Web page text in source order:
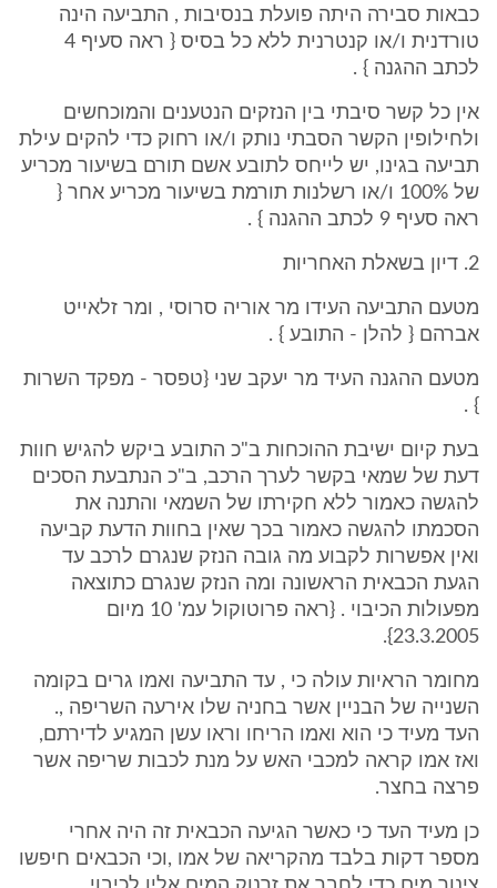
כבאות סבירה היתה פועלת בנסיבות , התביעה הינה
טורדנית ו/או קנטרנית ללא כל בסיס { ראה סעיף 4
לכתב ההגנה } .
אין כל קשר סיבתי בין הנזקים הנטענים והמוכחשים
ולחילופין הקשר הסבתי נותק ו/או רחוק כדי להקים עילת
תביעה בגינו, יש לייחס לתובע אשם תורם בשיעור מכריע
של 100% ו/או רשלנות תורמת בשיעור מכריע אחר {
ראה סעיף 9 לכתב ההגנה } .
2. דיון בשאלת האחריות
מטעם התביעה העידו מר אוריה סרוסי , ומר זלאייט
אברהם { להלן - התובע } .
מטעם ההגנה העיד מר יעקב שני {טפסר - מפקד השרות
} .
בעת קיום ישיבת ההוכחות ב"כ התובע ביקש להגיש חוות
דעת של שמאי בקשר לערך הרכב, ב"כ הנתבעת הסכים
להגשה כאמור ללא חקירתו של השמאי והתנה את
הסכמתו להגשה כאמור בכך שאין בחוות הדעת קביעה
ואין אפשרות לקבוע מה גובה הנזק שנגרם לרכב עד
הגעת הכבאית הראשונה ומה הנזק שנגרם כתוצאה
מפעולות הכיבוי . {ראה פרוטוקול עמ' 10 מיום
23.3.2005}.
מחומר הראיות עולה כי , עד התביעה ואמו גרים בקומה
השנייה של הבניין אשר בחניה שלו אירעה השריפה ,.
העד מעיד כי הוא ואמו הריחו וראו עשן המגיע לדירתם,
ואז אמו קראה למכבי האש על מנת לכבות שריפה אשר
פרצה בחצר.
כן מעיד העד כי כאשר הגיעה הכבאית זה היה אחרי
מספר דקות בלבד מהקריאה של אמו ,וכי הכבאים חיפשו